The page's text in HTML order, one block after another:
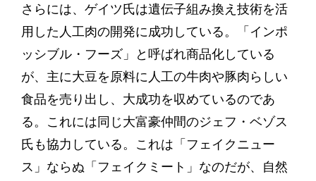
さらには、ゲイツ氏は遺伝子組み換え技術を活
用した人工肉の開発に成功している。「インポ
ッシブル・フーズ」と呼ばれ商品化している
が、主に大豆を原料に人工の牛肉や豚肉らしい
食品を売り出し、大成功を収めているのであ
る。これには同じ大富豪仲間のジェフ・ベゾス
氏も協力している。これは「フェイクニュー
ス」ならぬ「フェイクミート」なのだが、自然